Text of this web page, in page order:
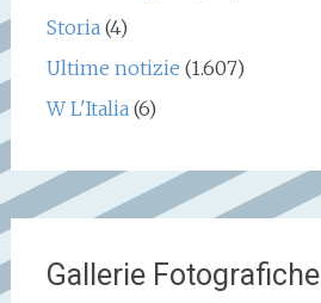
Storia(4)
Ultime notizie (1.607)
W L'Italia(6)
Gallerie Fotografiche